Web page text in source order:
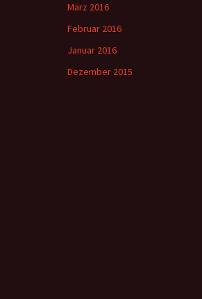
März 2016
Februar 2016
Januar 2016
Dezember 2015